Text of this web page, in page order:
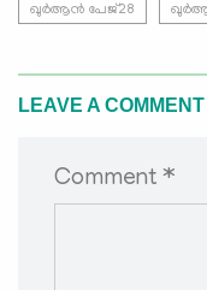
ഖുർആൻ പേജ്28
LEAVE A COMMENT
Comment *